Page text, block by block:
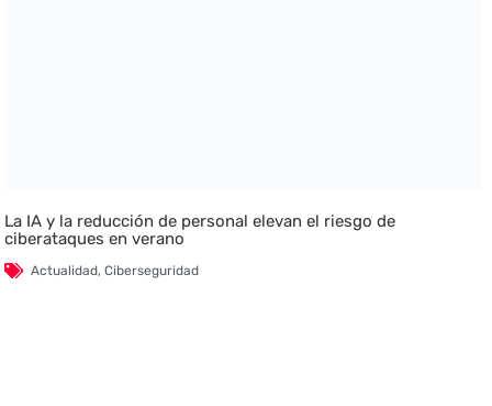
La IA y la reducción de personal elevan el riesgo de
ciberataques en verano
Actualidad,Ciberseguridad